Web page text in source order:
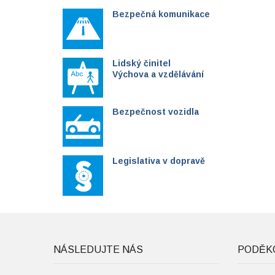
Bezpečná komunikace
Lidský činitel
Výchova a vzdělávání
Bezpečnost vozidla
Legislativa v dopravě
NÁSLEDUJTE NÁS